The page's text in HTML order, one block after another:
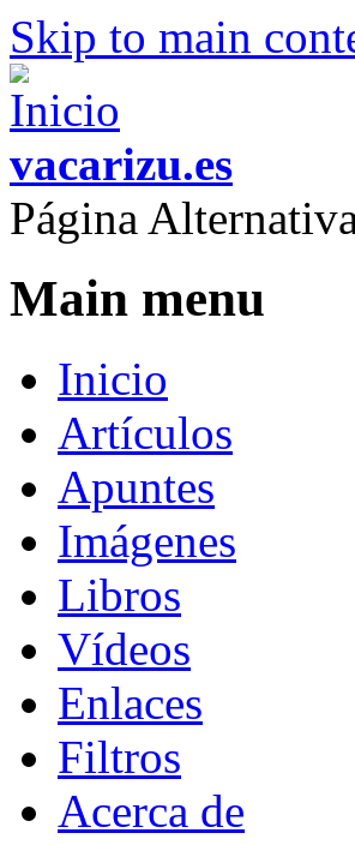
Skip to main
vacarizu.es
Página
Main menu
Inicio
Artículos
Apuntes
Imágenes
Libros
Vídeos
Enlaces
Filtros
Acerca de